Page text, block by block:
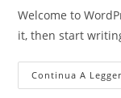
Welcome to
it, then start
Continua A